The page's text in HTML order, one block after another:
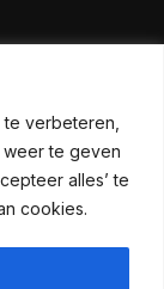
verbeteren,
te geven
alles’ te
cookies.